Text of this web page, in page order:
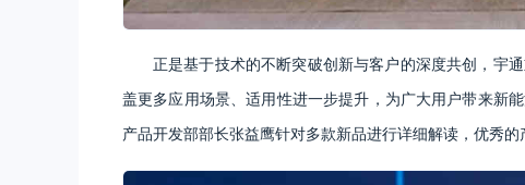
正是基于技术的不断突破创新与客户的深度共创，宇
盖更多应用场景、适用性进一步提升，为广大用户带来新
产品开发部部长张益鹰针对多款新品进行详细解读，优秀